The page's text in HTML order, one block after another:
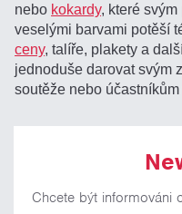
nebo kokardy, které
veselými barvami potěší
ceny, talíře, plakety a
jednoduše darovat svým
soutěže nebo
Chcete být informováni